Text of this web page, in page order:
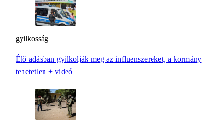
gyilkosság
Élő adásban gyilkolják meg az influenszereket, a kormány
tehetetlen + videó